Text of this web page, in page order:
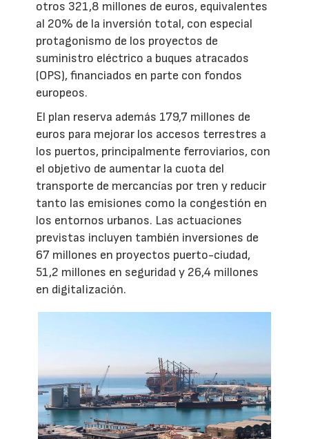
otros 321,8 millones de euros, equivalentes
al 20% de la inversión total, con especial
protagonismo de los proyectos de
suministro eléctrico a buques atracados
(OPS), financiados en parte con fondos
europeos.
El plan reserva además 179,7 millones de
euros para mejorar los accesos terrestres a
los puertos, principalmente ferroviarios, con
el objetivo de aumentar la cuota del
transporte de mercancías por tren y reducir
tanto las emisiones como la congestión en
los entornos urbanos. Las actuaciones
previstas incluyen también inversiones de
67 millones en proyectos puerto-ciudad,
51,2 millones en seguridad y 26,4 millones
en digitalización.